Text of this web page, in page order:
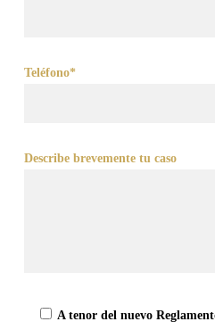
Teléfono*
Describe brevemente tu caso
A tenor del nuevo